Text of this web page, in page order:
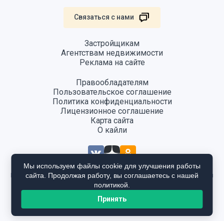
Связаться с нами
Застройщикам
Агентствам недвижимости
Реклама на сайте
Правообладателям
Пользовательское соглашение
Политика конфиденциальности
Лицензионное соглашение
Карта сайта
О кайли
Информация, размещенная на сайте, не является публичной офертой
и предоставляется в ознакомительных целях. Для получения
подробной информации общайтесь в отдел продаж застройщика.
Мы используем файлы cookie для улучшения работы
сайта. Продолжая работу, вы соглашаетесь с нашей
политикой.
Принять